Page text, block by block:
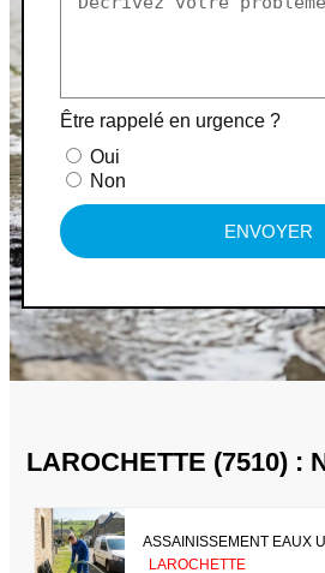
Être rappelé en urgence ?
Oui
Non
ENVOYER
LAROCHETTE (7510) :
ASSAINISSEMENT EAUX
LAROCHETTE